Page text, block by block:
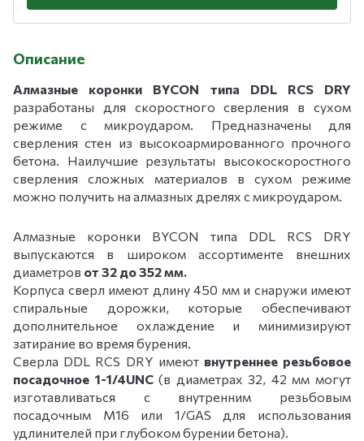
Описание
Алмазные коронки BYCON типа DDL RCS DRY
разработаны для скоростного сверления в сухом
режиме с микроударом. Предназначены для
сверления стен из высокоармированного прочного
бетона. Наилучшие результаты высокоскоростного
сверления сложных материалов в сухом режиме
можно получить на алмазных дрелях с микроударом.
Алмазные коронки BYCON типа DDL RCS DRY
выпускаются в широком ассортименте внешних
диаметров от 32 до 352 мм.
Корпуса сверл имеют длину 450 мм и снаружи имеют
спиральные дорожки, которые обеспечивают
дополнительное охлаждение и минимизируют
затирание во время бурения.
Сверла DDL RCS DRY имеют внутреннее резьбовое
посадочное 1-1/4UNC(в диаметрах 32, 42 мм могут
изготавливаться с внутренним резьбовым
посадочным М16 или 1/GAS для использования
удлинителей при глубоком бурении бетона).